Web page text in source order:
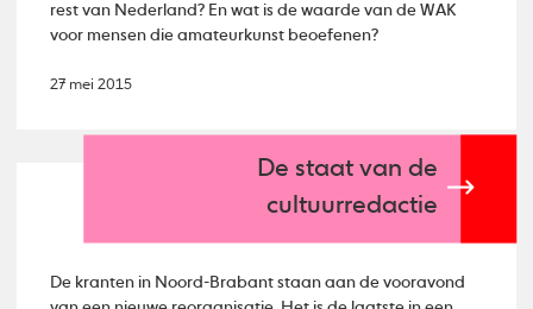
rest van Nederland? En wat is de waarde van de WAK
voor mensen die amateurkunst beoefenen?
27 mei 2015
De staat van de
cultuurredactie
De kranten in Noord-Brabant staan aan de vooravond